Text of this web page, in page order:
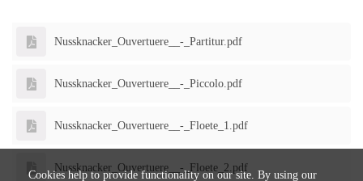
Nussknacker_Ouvertuere__-_Partitur.pdf
Nussknacker_Ouvertuere__-_Piccolo.pdf
Nussknacker_Ouvertuere__-_Floete_1.pdf
Nussknacker_Ouvertuere__-_Floete_2.pdf
Cookies help to provide functionality on our site. By using our